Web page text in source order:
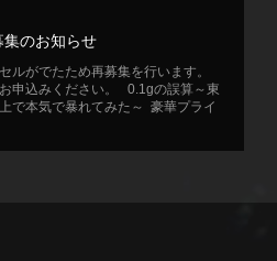
集のお知らせ
ルがでたため再募集を行います。
申込みください。 0.1gの誤算～東
で本気で暴れてみた～ 豪華プライ